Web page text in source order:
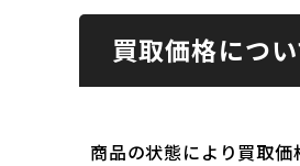
買取価格につ
商品の状態により買取価